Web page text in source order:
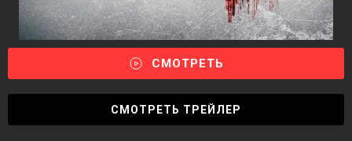
СМОТРЕТЬ
СМОТРЕТЬ ТРЕЙЛЕР